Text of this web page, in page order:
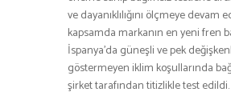
ve dayanıklılığını ölçmeye devam
kapsamda markanın en yeni fren
İspanya’da güneşli ve pek
göstermeyen iklim koşullarında
şirket tarafından titizlikle test edildi.